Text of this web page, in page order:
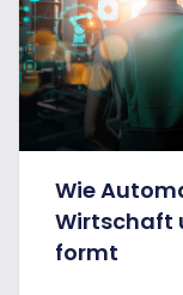
Wie
Wirtschaft
formt